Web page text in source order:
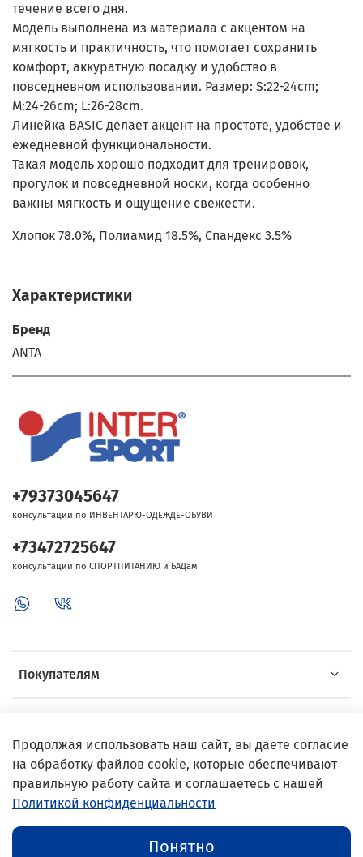
течение всего дня.
Модель выполнена из материала с акцентом на
мягкость и практичность, что помогает сохранить
комфорт, аккуратную посадку и удобство в
повседневном использовании. Размер: S:22-24cm;
M:24-26cm; L:26-28cm.
Линейка BASIC делает акцент на простоте, удобстве и
ежедневной функциональности.
Такая модель хорошо подходит для тренировок,
прогулок и повседневной носки, когда особенно
важны мягкость и ощущение свежести.
Хлопок 78.0%, Полиамид 18.5%, Спандекс 3.5%
Характеристики
Бренд
ANTA
Покупателям
Выгодные предложения
+79373045647
консультации по ИНВЕНТАРЮ-ОДЕЖДЕ-ОБУВИ
+73472725647
консультации по СПОРТПИТАНИЮ и БАДам
© 2002–2024 InterSport
Продолжая использовать наш сайт, вы даете согласие
на обработку файлов cookie, которые обеспечивают
правильную работу сайта и соглашаетесь с нашей
Политикой конфиденциальности
Понятно